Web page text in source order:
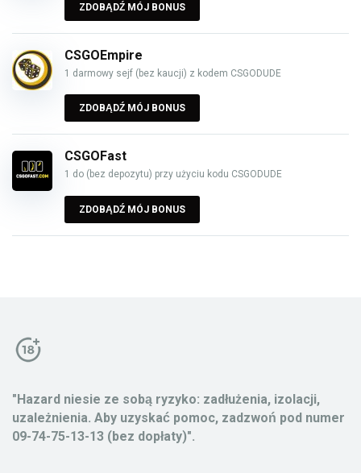
ZDOBĄDŹ MÓJ BONUS
CSGOEmpire
1 darmowy sejf (bez kaucji) z kodem CSGODUDE
ZDOBĄDŹ MÓJ BONUS
CSGOFast
1 do (bez depozytu) przy użyciu kodu CSGODUDE
ZDOBĄDŹ MÓJ BONUS
"Hazard niesie ze sobą ryzyko: zadłużenia, izolacji,
uzależnienia. Aby uzyskać pomoc, zadzwoń pod numer
09-74-75-13-13 (bez dopłaty)".